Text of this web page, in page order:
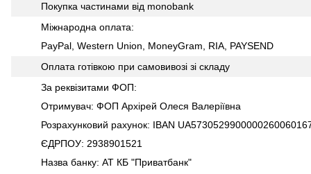
Покупка частинами від monobank
Міжнародна оплата:
PayPal, Western Union, MoneyGram, RIA, PAYSEND
Оплата готівкою при самовивозі зі складу
За реквізитами ФОП:
Отримувач: ФОП Архірей Олеся Валеріївна
Розрахунковий рахунок: IBAN
ЄДРПОУ: 2938901521
Назва банку: АТ КБ "Приватбанк"